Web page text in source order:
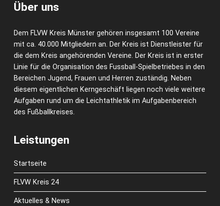
Über uns
Dem FLVW Kreis Münster gehören insgesamt 100 Vereine
mit ca. 40.000 Mitgliedern an. Der Kreis ist Dienstleister für
die dem Kreis angehörenden Vereine. Der Kreis ist in erster
Linie für die Organisation des Fussball-Spielbetriebes in den
Bereichen Jugend, Frauen und Herren zuständig. Neben
diesem eigentlichen Kerngeschäft liegen noch viele weitere
Aufgaben rund um die Leichtathletik im Aufgabenbereich
des Fußballkreises.
Leistungen
Startseite
FLVW Kreis 24
Aktuelles & News